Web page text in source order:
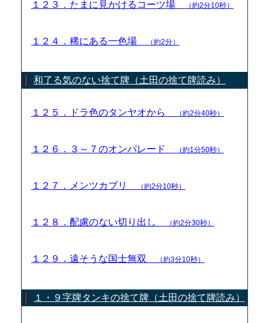
１２３．たまに見かけるコーツ場 （約2分10秒）
１２４．稀にある一色場 （約2分）
和了る気のない捨て牌（土田の捨て牌読み）
１２５．ドラ色のタンヤオから （約2分40秒）
１２６．３～７のオンパレード （約1分50秒）
１２７．メンツカブリ （約2分10秒）
１２８．配慮のない切り出し （約2分30秒）
１２９．遠そうな国士無双 （約3分10秒）
１・９字牌タンキの捨て牌（土田の捨て牌読み）